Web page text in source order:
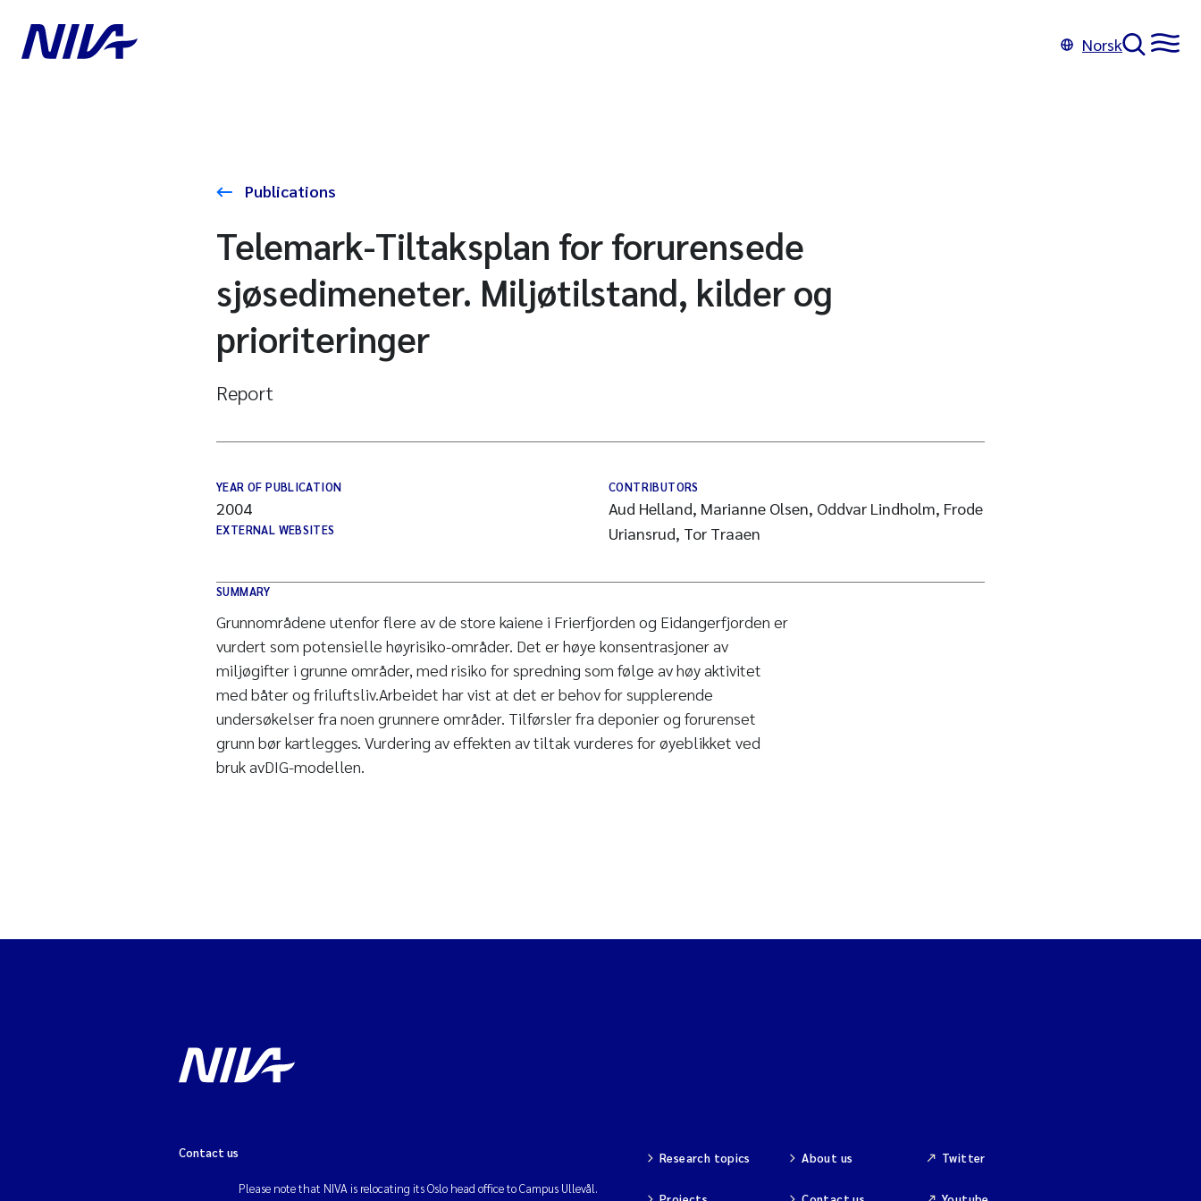
Norsk
Publications
Telemark-Tiltaksplan for forurensede
sjøsedimeneter. Miljøtilstand, kilder og
prioriteringer
Report
YEAR OF PUBLICATION
2004
EXTERNAL WEBSITES
CONTRIBUTORS
Aud Helland, Marianne Olsen, Oddvar Lindholm, Frode
Uriansrud, Tor Traaen
SUMMARY
Grunnområdene utenfor flere av de store kaiene i Frierfjorden og Eidangerfjorden er
vurdert som potensielle høyrisiko-områder. Det er høye konsentrasjoner av
miljøgifter i grunne områder, med risiko for spredning som følge av høy aktivitet
med båter og friluftsliv.Arbeidet har vist at det er behov for supplerende
undersøkelser fra noen grunnere områder. Tilførsler fra deponier og forurenset
grunn bør kartlegges. Vurdering av effekten av tiltak vurderes for øyeblikket ved
bruk avDIG-modellen.
Contact us
Please note that NIVA is relocating its Oslo head office to Campus Ullevål.
Research topics About us Twitter